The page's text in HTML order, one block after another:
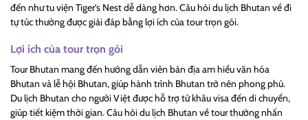
đến như tu viện Tiger’s Nest dễ dàng hơn. Câu hỏi du lịch Bhutan về đi
tự túc thường được giải đáp bằng lợi ích của tour trọn gói.
Lợi ích của tour trọn gói
Tour Bhutan mang đến hướng dẫn viên bản địa am hiểu văn hóa
Bhutan và lễ hội Bhutan, giúp hành trình Bhutan trở nên phong phú.
Du lịch Bhutan cho người Việt được hỗ trợ từ khâu visa đến di chuyển,
giúp tiết kiệm thời gian. Câu hỏi du lịch Bhutan về tour thường nhấn